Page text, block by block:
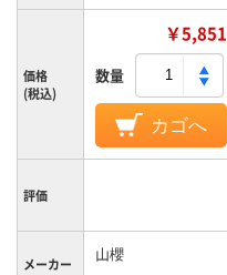
価格
(税込)
￥5,851
数量
カゴへ
評価
メーカー 山櫻